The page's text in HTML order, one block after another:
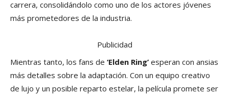
carrera, consolidándolo como uno de los actores jóvenes
más prometedores de la industria.
Publicidad
Mientras tanto, los fans de ‘Elden Ring’ esperan con ansias
más detalles sobre la adaptación. Con un equipo creativo
de lujo y un posible reparto estelar, la película promete ser